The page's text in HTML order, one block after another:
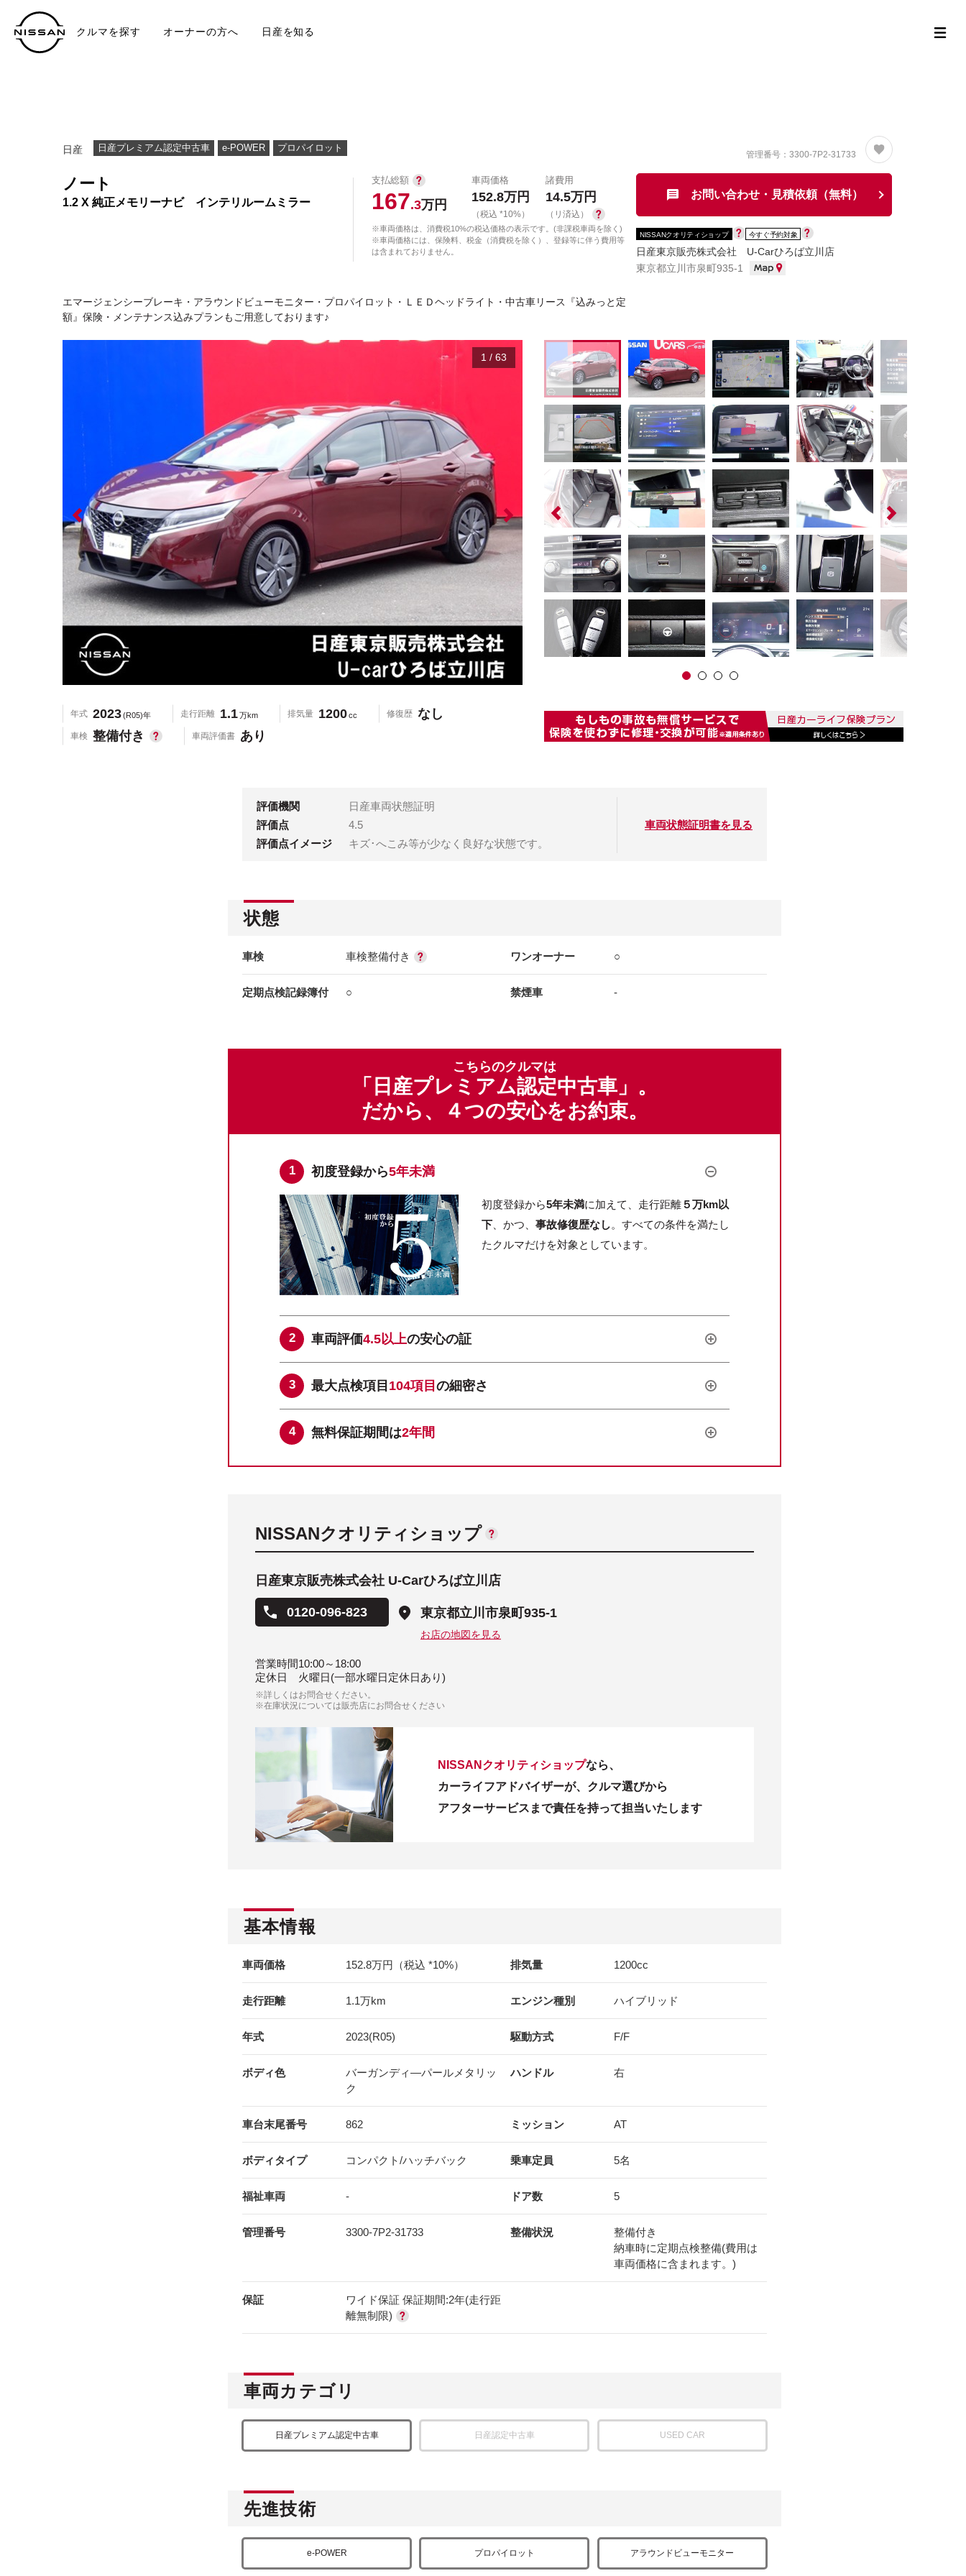
クルマを探す オーナーの方へ 日産を知る
日産 日産プレミアム認定中古車 e-POWER プロパイロット
ノート
1.2 X 純正メモリーナビ インテリルームミラー
支払総額
167.3万円
車両価格
152.8万円
（税込 *10%）
諸費用
14.5万円
（リ済込）
※車両価格は、消費税10%の税込価格の表示です。(非課税車両を除く)
※車両価格には、保険料、税金（消費税を除く）、登録等に伴う費用等
は含まれておりません。
エマージェンシーブレーキ・アラウンドビューモニター・プロパイロット・ＬＥＤヘッドライト・中古車リース『込みっと定
額』保険・メンテナンス込みプランもご用意しております♪
管理番号：3300-7P2-31733
お問い合わせ・見積依頼（無料）
NISSANクオリティショップ 今すぐ予約対象
日産東京販売株式会社 U-Carひろば立川店
東京都立川市泉町935-1
1 / 63
年式 2023(R05)年 走行距離 1.1万km 排気量 1200cc 修復歴 なし
車検 整備付き 車両評価書 あり
評価機関
日産車両状態証明
評価点
4.5
評価点イメージ
キズ･へこみ等が少なく良好な状態です。
車両状態証明書を見る
状態
車検 車検整備付き ワンオーナー ○
定期点検記録簿付 ○ 禁煙車 -
こちらのクルマは
「日産プレミアム認定中古車」。
だから、４つの安心をお約束。
初度登録から5年未満
初度登録から5年未満に加えて、走行距離５万km以
下 、かつ、 事故修復歴なし。すべての条件を満たし
たクルマだけを対象としています。
車両評価4.5以上の安心の証
最大点検項目 104項目 の細密さ
無料保証期間は2年間
NISSANクオリティショップ
日産東京販売株式会社 U-Carひろば立川店
0120-096-823 東京都立川市泉町935-1
お店の地図を見る
営業時間10:00～18:00
定休日
火曜日(一部水曜日定休日あり)
※詳しくはお問合せください。
※在庫状況については販売店にお問合せください
NISSANクオリティショップなら、
カーライフアドバイザーが、クルマ選びから
アフターサービスまで責任を持って担当いたします
基本情報
車両価格 152.8万円（税込 *10%） 排気量 1200cc
走行距離 1.1万km エンジン種別 ハイブリッド
年式 2023(R05) 駆動方式 F/F
ボディ色
バーガンディ―パールメタリッ
ク
ハンドル 右
車台末尾番号 862 ミッション AT
ボディタイプ コンパクト/ハッチバック 乗車定員 5名
福祉車両 - ドア数 5
管理番号 3300-7P2-31733 整備状況
整備付き
納車時に定期点検整備(費用は
車両価格に含まれます。)
保証
ワイド保証 保証期間:2年(走行距
離無制限)
車両カテゴリ
日産プレミアム認定中古車 日産認定中古車 USED CAR
先進技術
e-POWER プロパイロット アラウンドビューモニター